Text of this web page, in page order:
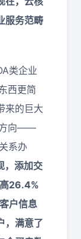
服务范畴
类企业
西更简
来的巨大
方向——
系办
，添加交
26.4%
户信息
， 满意了